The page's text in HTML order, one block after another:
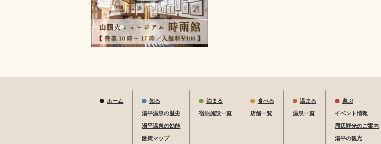
ホーム
知る
湯平温泉の歴史
湯平温泉の効能
散策マップ
泊まる
宿泊施設一覧
食べる
店舗一覧
温まる
温泉一覧
遊ぶ
イベント情報
周辺観光のご案内
湯平の観光